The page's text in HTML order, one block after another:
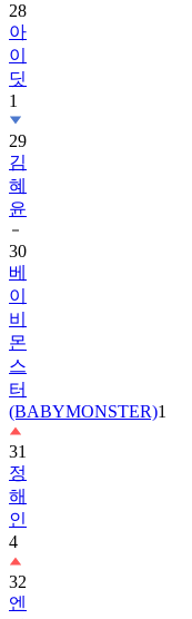
28
아
이
딧
1
29
김
혜
윤
30
베
이
비
몬
스
터
(BABYMONSTER)1
31
정
해
인
4
32
엔